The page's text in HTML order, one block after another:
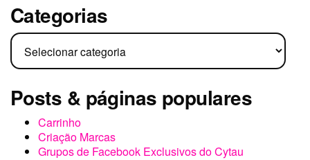
Categorias
Categorias
Posts & páginas populares
Carrinho
Criação Marcas
Grupos de Facebook Exclusivos do Cytau